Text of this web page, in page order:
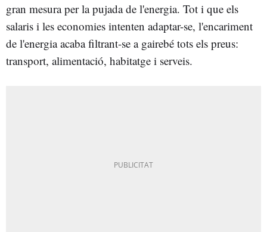
gran mesura per la pujada de l'energia. Tot i que els
salaris i les economies intenten adaptar-se, l'encariment
de l'energia acaba filtrant-se a gairebé tots els preus:
transport, alimentació, habitatge i serveis.